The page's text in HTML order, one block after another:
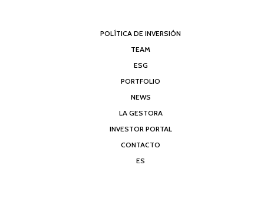
POLÍTICA DE INVERSIÓN
TEAM
ESG
PORTFOLIO
NEWS
LA GESTORA
INVESTOR PORTAL
CONTACTO
ES